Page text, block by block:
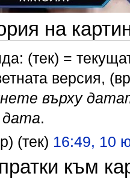
на
(тек) =
версия,
върху
.
(тек) 16:49, 10
към